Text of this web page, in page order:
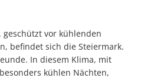
vor kühlenden
befindet sich die Steiermark.
In diesem Klima, mit
kühlen Nächten,